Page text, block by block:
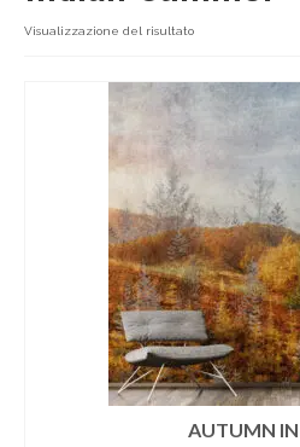
Carta da parati classica
Carta da parati floreale
Carta da parati vintage
Carta da parati a righe
Carta da parati moderna
Carta da parati bambini
Carta da parati orientale
Carta da parati industrial
Carta da parati case
Visualizzazione del risultato
AUTUMN